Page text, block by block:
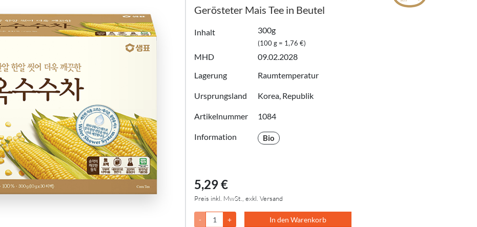
Gerösteter Mais Tee in Beutel
Inhalt 300g
(100 g = 1,76 €)
MHD
09.02.2028
Lagerung
Raumtemperatur
Ursprungsland Korea, Republik
Artikelnummer 1084
Information Bio
5,29 €
Preis inkl. MwSt., exkl. Versand
- + In den Warenkorb